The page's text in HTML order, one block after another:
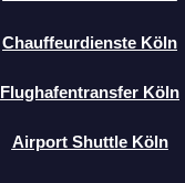
Chauffeurdienste Köln
Flughafentransfer Köln
Airport Shuttle Köln